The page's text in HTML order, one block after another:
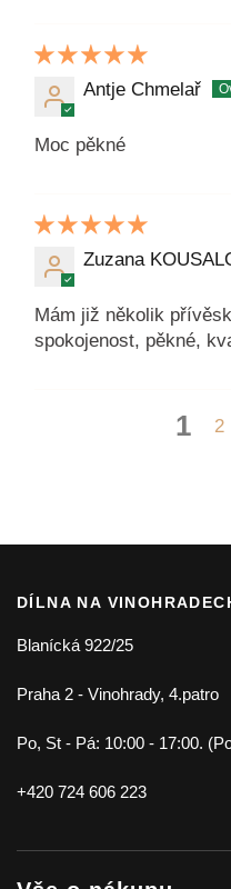
Antje Chmelař
Moc pěkné
Zuzana
Mám již několik
spokojenost, pěkné,
1 2
DÍLNA NA
Blanícká 922/25
Praha 2 - Vinohrady, 4.patro
Po, St - Pá: 10:00 - 17:00.
+420 724 606 223